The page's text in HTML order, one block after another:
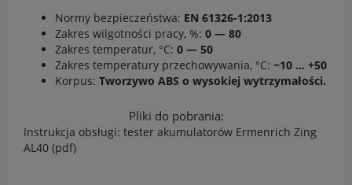
Normy bezpieczeństwa: EN 61326-1:2013
Zakres wilgotności pracy, %: 0 — 80
Zakres temperatur, °C: 0 — 50
Zakres temperatury przechowywania, °C: −10 … +50
Korpus: Tworzywo ABS o wysokiej wytrzymałości.
Pliki do pobrania:
Instrukcja obsługi: tester akumulatorów Ermenrich Zing
AL40 (pdf)